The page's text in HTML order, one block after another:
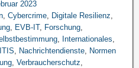
2023
, Cybercrime, Digitale Resilienz,
, EVB-IT, Forschung,
, Internationales,
, Nachrichtendienste, Normen
, Verbraucherschutz,